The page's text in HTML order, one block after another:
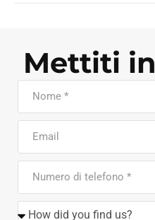
Mettiti in